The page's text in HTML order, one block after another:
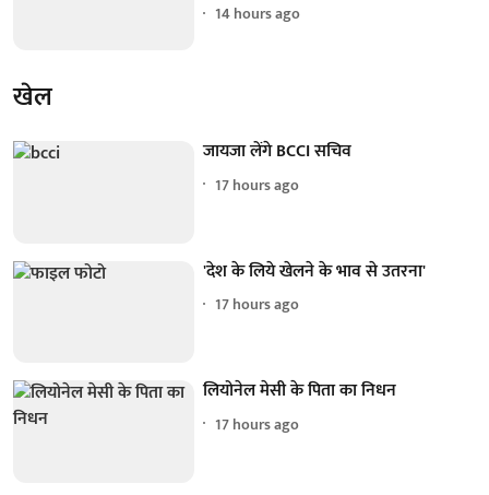
14 hours ago
खेल
जायजा लेंगे BCCI सचिव
17 hours ago
'देश के लिये खेलने के भाव से उतरना'
17 hours ago
लियोनेल मेसी के पिता का निधन
17 hours ago